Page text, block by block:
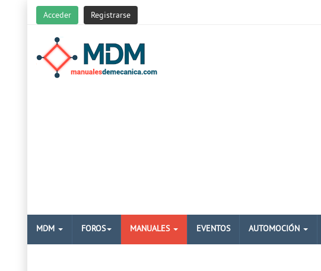
Acceder Registrarse
MDM FOROS MANUALES EVENTOS AUTOMOCIÓN